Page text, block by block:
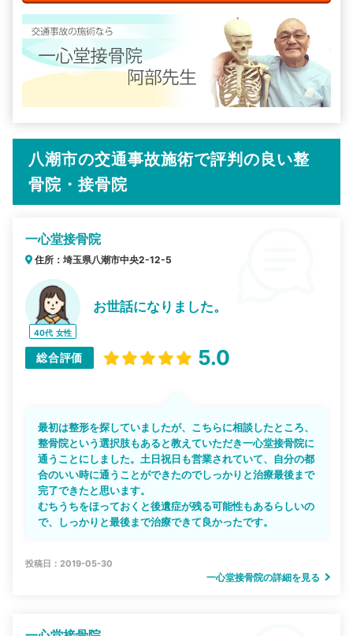
八潮市の交通事故施術で評判の良い整
骨院・接骨院
一心堂接骨院
住所：埼玉県八潮市中央2-12-5
40代 女性
お世話になりました。
総合評価 5.0
最初は整形を探していましたが、こちらに相談したところ、
整骨院という選択肢もあると教えていただき一心堂接骨院に
通うことにしました。土日祝日も営業されていて、自分の都
合のいい時に通うことができたのでしっかりと治療最後まで
完了できたと思います。
むちうちをほっておくと後遺症が残る可能性もあるらしいの
で、しっかりと最後まで治療できて良かったです。
投稿日：2019-05-30
一心堂接骨院の詳細を見る